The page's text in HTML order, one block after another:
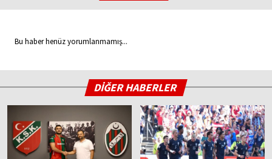
Bu haber henüz yorumlanmamış...
DİĞER HABERLER